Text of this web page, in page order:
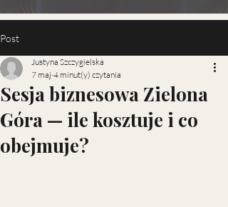
Post
Sesja biznesowa Zielona
Góra — ile kosztuje i co
obejmuje?
Justyna Szczygielska
7 maj 4 minut(y) czytania